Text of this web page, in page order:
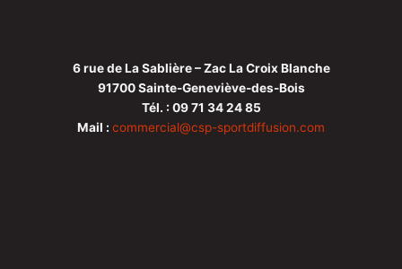
6 rue de La Sablière – Zac La Croix Blanche
91700 Sainte-Geneviève-des-Bois
Tél. : 09 71 34 24 85
Mail : commercial@csp-sportdiffusion.com